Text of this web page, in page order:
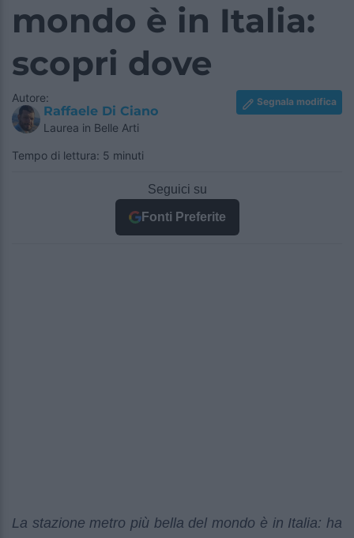
mondo è in Italia:
scopri dove
Autore:
Raffaele Di Ciano
Laurea in Belle Arti
Segnala modifica
Tempo di lettura: 5 minuti
Seguici su
Fonti Preferite
La stazione metro più bella del mondo è in Italia: ha